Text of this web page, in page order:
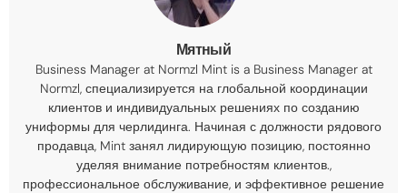
Мятный
Business Manager at Normzl Mint is a Business Manager at
Normzl, специализируется на глобальной координации
клиентов и индивидуальных решениях по созданию
униформы для черлидинга. Начиная с должности рядового
продавца, Mint занял лидирующую позицию, постоянно
уделяя внимание потребностям клиентов.,
профессиональное обслуживание, и эффективное решение